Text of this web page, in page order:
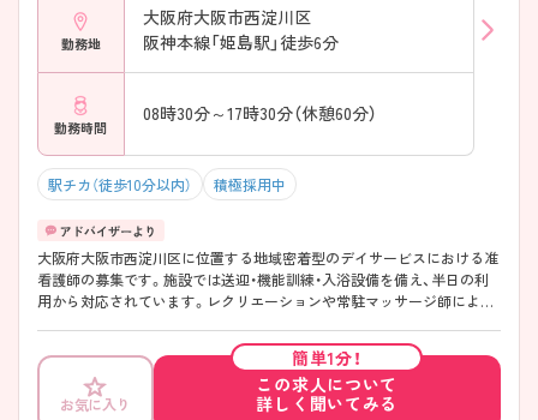
勤務地
大阪府大阪市西淀川区
阪神本線「姫島駅」徒歩6分
勤務時間
08時30分～17時30分（休憩60分）
駅チカ（徒歩10分以内） 積極採用中
大阪府大阪市西淀川区に位置する地域密着型のデイサービスにおける准
看護師の募集です。施設では送迎・機能訓練・入浴設備を備え、半日の利
用から対応されています。レクリエーションや常駐マッサージ師による
取り組まれています。最寄駅より徒歩圏内とアクセスに便利な立地にあ
ります。日曜は固定休みです。プライベートとのメリハリのある働き方
ができます。 ご興味のある方には、面接対策ポイントなど、さらに詳細を
ご案内しますのでお気軽にご相談ください！
お気に入り
簡単1分！
この求人について
詳しく聞いてみる